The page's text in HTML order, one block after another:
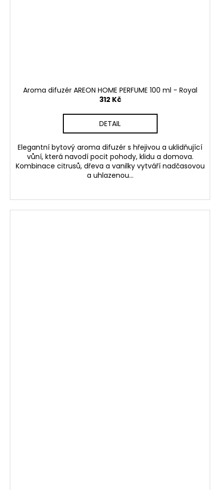
Aroma difuzér AREON HOME PERFUME 100 ml - Royal
312 Kč
DETAIL
Elegantní bytový aroma difuzér s hřejivou a uklidňující
vůní, která navodí pocit pohody, klidu a domova.
Kombinace citrusů, dřeva a vanilky vytváří nadčasovou
a uhlazenou...